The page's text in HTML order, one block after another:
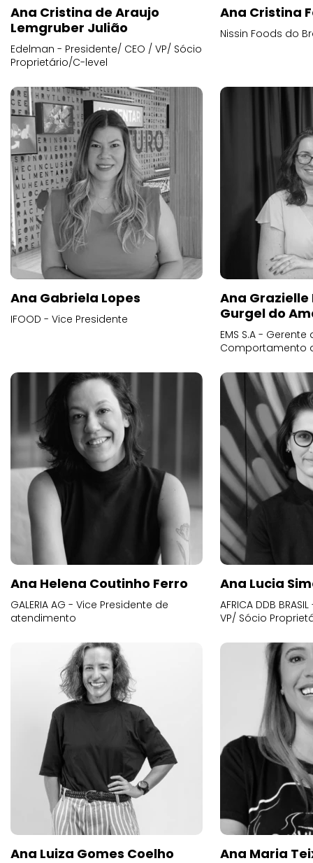
Ana Cristina de Araujo
Lemgruber Julião
Edelman - Presidente/ CEO / VP/ Sócio
Proprietário/C-level
Ana Cristina
Nissin Foods do
Ana Gabriela Lopes
IFOOD - Vice Presidente
Ana
Gurgel do
EMS S.A -
Comportamento
Ana Helena Coutinho Ferro
GALERIA AG - Vice Presidente de
atendimento
Ana Lucia
AFRICA DDB
VP/ Sócio
Ana Luiza Gomes Coelho Ana Maria